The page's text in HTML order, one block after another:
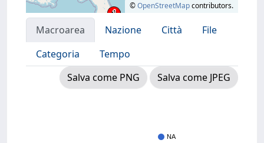
©OpenStreetMapcontributors.
Macroarea Nazione Città
File
Categoria
Tempo
Salva come PNG
Salva come JPEG
NA